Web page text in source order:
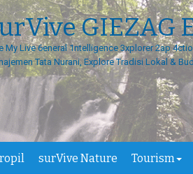
GIEZAG
My Live 6eneral 1ntelligence 3xplorer 2ap
Tata Nurani, Explore Tradisi Lokal &
surVive Nature Tourism